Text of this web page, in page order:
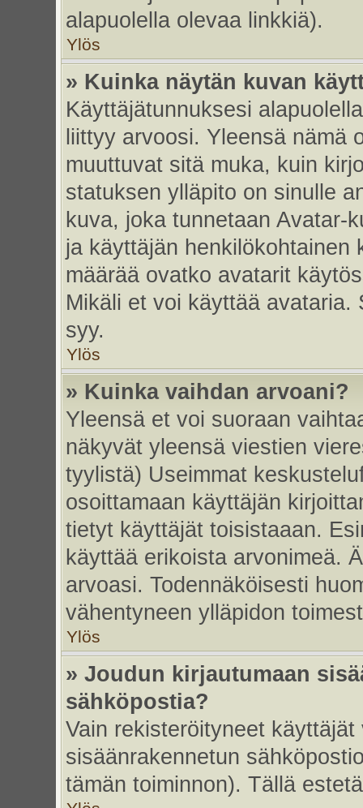
alapuolella olevaa linkkiä).
Ylös
» Kuinka näytän kuvan
Käyttäjätunnuksesi
liittyy arvoosi. Yleensä nämä
muuttuvat sitä muka, kuin
statuksen ylläpito on sinulle
kuva, joka tunnetaan Avatar-
ja käyttäjän henkilökohtainen
määrää ovatko avatarit
Mikäli et voi käyttää
syy.
Ylös
» Kuinka vaihdan arvoani?
Yleensä et voi suoraan
näkyvät yleensä viestien
tyylistä) Useimmat
osoittamaan käyttäjän
tietyt käyttäjät toisistaaan.
käyttää erikoista arvonimeä.
arvoasi. Todennäköisesti
vähentyneen ylläpidon
Ylös
» Joudun kirjautumaan
sähköpostia?
Vain rekisteröityneet
sisäänrakennetun
tämän toiminnon). Tällä